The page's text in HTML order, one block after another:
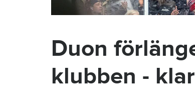
Duon
klubben -